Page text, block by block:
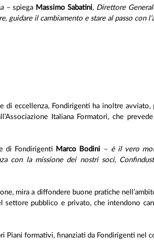
spiega Massimo Sabatini, Direttore
guidare il cambiamento e stare al passo con
di eccellenza, Fondirigenti ha inoltre
Italiana Formatori, che
di Fondirigenti Marco Bodini – è il vero
con la missione dei nostri soci,
mira a diffondere buone pratiche
pubblico e privato, che intendono
Piani formativi, finanziati da Fondirigenti nel